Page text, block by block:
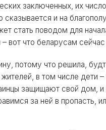
заключенных, их
сказывается и на
стать поводом для
вот что беларусам
потому что решила,
в том числе дети
защищают свой дом,
за ней в пропасть,